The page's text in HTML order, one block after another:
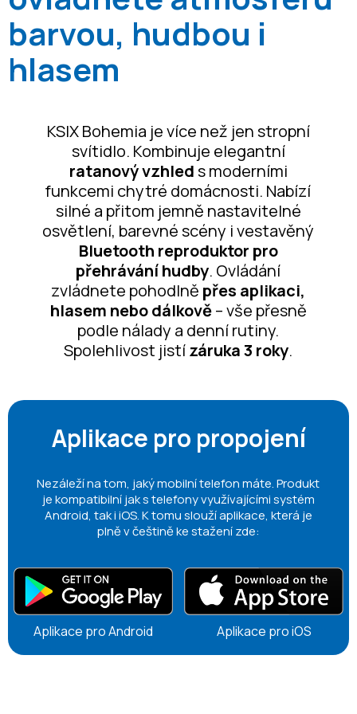
barvou, hudbou i
hlasem
KSIX Bohemia je více než jen stropní
svítidlo. Kombinuje elegantní
ratanový vzhleds moderními
funkcemi chytré domácnosti. Nabízí
silné a přitom jemně nastavitelné
osvětlení, barevné scény i vestavěný
Bluetooth reproduktor pro
přehrávání hudby. Ovládání
zvládnete pohodlně přes aplikaci,
hlasem nebo dálkově– vše přesně
podle nálady a denní rutiny.
Spolehlivost jistízáruka 3 roky.
Aplikace pro propojení
Nezáleží na tom, jaký mobilní telefon máte. Produkt
je kompatibilní jak s telefony využívajícími systém
Android, tak i iOS. K tomu slouží aplikace, která je
plně v češtině ke stažení zde:
Aplikace pro Android Aplikace pro iOS